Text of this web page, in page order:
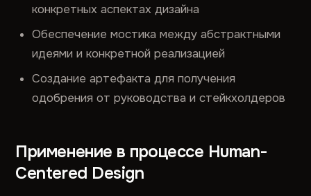
конкретных аспектах дизайна
Обеспечение мостика между абстрактными
идеями и конкретной реализацией
Создание артефакта для получения
одобрения от руководства и стейкхолдеров
Применение в процессе Human-
Centered Design